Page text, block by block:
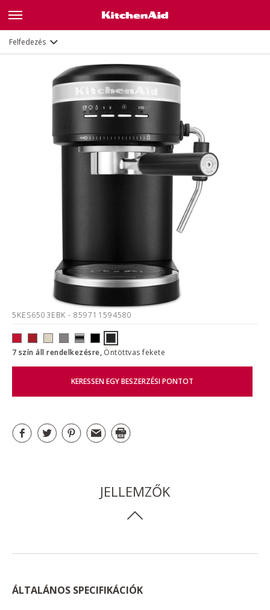
Felfedezés
5KES6503EBK - 859711594580
7 szín áll rendelkezésre, Öntöttvas fekete
KERESSEN EGY BESZERZÉSI PONTOT
JELLEMZŐK
ÁLTALÁNOS SPECIFIKÁCIÓK